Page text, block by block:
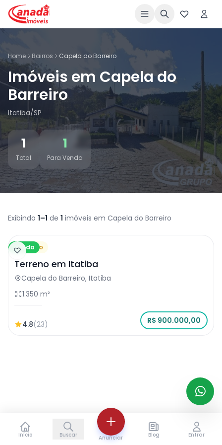
Home Bairros Capela do Barreiro
Imóveis em Capela do
Barreiro
Itatiba/SP
1
Total
1
Para Venda
Exibindo 1–1 de 1 imóveis em Capela do Barreiro
Venda
Terreno
Terreno em Itatiba
Capela do Barreiro, Itatiba
1.350 m²
4.8(23) R$ 900.000,00
Início Buscar Anunciar Blog Entrar